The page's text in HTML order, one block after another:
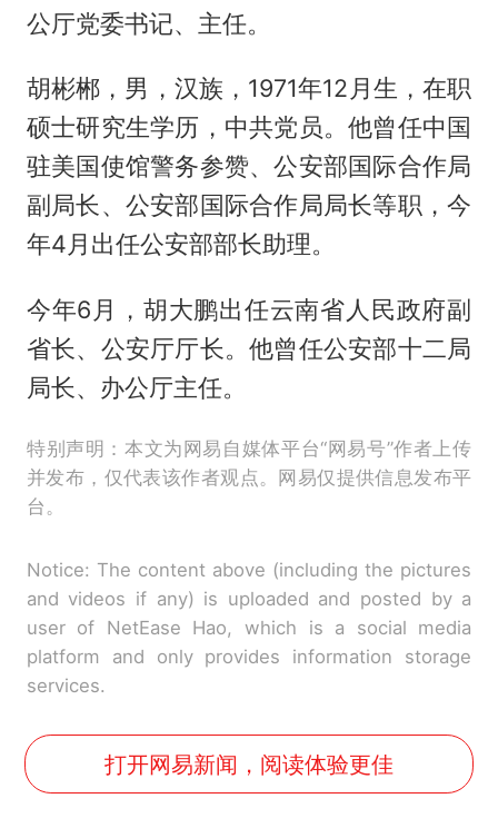
公厅党委书记、主任。
胡彬郴，男，汉族，1971年12月生，在职
硕士研究生学历，中共党员。他曾任中国
驻美国使馆警务参赞、公安部国际合作局
副局长、公安部国际合作局局长等职，今
年4月出任公安部部长助理。
今年6月，胡大鹏出任云南省人民政府副
省长、公安厅厅长。他曾任公安部十二局
局长、办公厅主任。
特别声明：本文为网易自媒体平台“网易号”作者上传
并发布，仅代表该作者观点。网易仅提供信息发布平
台。
Notice: The content above (including the pictures
and videos if any) is uploaded and posted by a
user of NetEase Hao, which is a social media
platform and only provides information storage
services.
打开网易新闻，阅读体验更佳